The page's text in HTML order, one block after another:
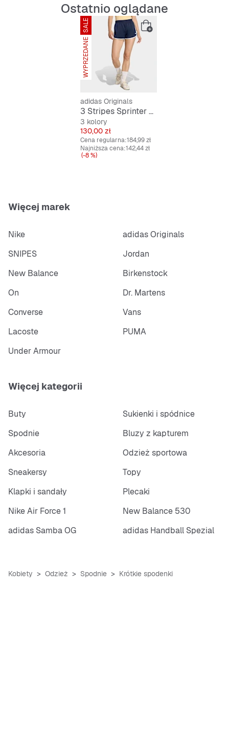
Luźny krój
97% poliester (w 100% pochodzący z recyklingu),
Tkanina satynowa
Ostatnio oglądane
SALE
WYPRZEDANE
adidas Originals
3 Stripes Sprinter Shorts
3 kolory
Cena
130,00 zł
Cena regularna:184,99 zł
Najniższa cena:142,44 zł
(-8 %)
Więcej marek
Nike
adidas Originals
SNIPES
Jordan
New Balance
Birkenstock
On
Dr. Martens
Converse
Vans
Lacoste
PUMA
Under Armour
Więcej kategorii
Buty
Sukienki i spódnice
Spodnie
Bluzy z kapturem
Akcesoria
Odzież sportowa
Sneakersy
Topy
Klapki i sandały
Plecaki
Nike Air Force 1
New Balance 530
adidas Samba OG
adidas Handball Spezial
Kobiety Odzież Spodnie Krótkie spodenki